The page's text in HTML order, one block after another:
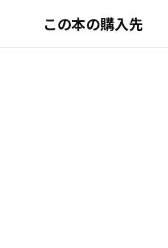
この本の購入先